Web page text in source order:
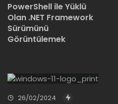
PowerShell ile Yüklü
Olan .NET Framework
Sürümünü
Görüntülemek
26/02/2024